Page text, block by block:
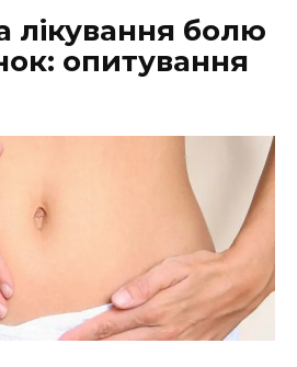
лікування болю
опитування